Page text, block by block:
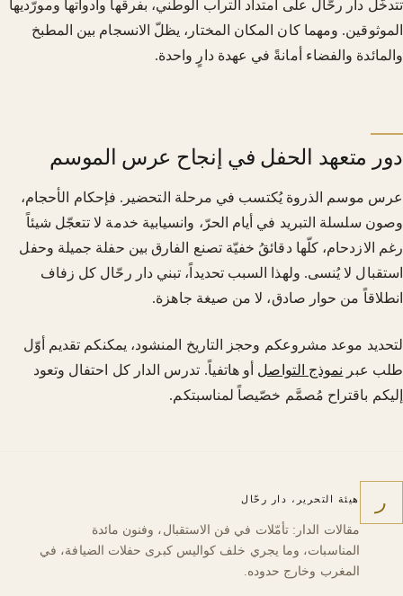
تتدخّل دار رحّال على امتداد التراب الوطني، بفرقها وأدواتها ومورّديها
الموثوقين. ومهما كان المكان المختار، يظلّ الانسجام بين المطبخ
والمائدة والفضاء أمانةً في عهدة دارٍ واحدة.
دور متعهد الحفل في إنجاح عرس الموسم
عرس موسم الذروة يُكتسب في مرحلة التحضير. فإحكام الأحجام،
وصون سلسلة التبريد في أيام الحرّ، وانسيابية خدمة لا تتعجّل شيئاً
رغم الازدحام، كلّها دقائقُ خفيّة تصنع الفارق بين حفلة جميلة وحفل
استقبال لا يُنسى. ولهذا السبب تحديداً، تبني دار رحّال كل زفاف
انطلاقاً من حوار صادق، لا من صيغة جاهزة.
لتحديد موعد مشروعكم وحجز التاريخ المنشود، يمكنكم تقديم أوّل
طلب عبر نموذج التواصل أو هاتفياً. تدرس الدار كل احتفال وتعود
إليكم باقتراح مُصمَّم خصّيصاً لمناسبتكم.
ر هيئة التحرير، دار رحّال
مقالات الدار: تأمّلات في فن الاستقبال، وفنون مائدة
المناسبات، وما يجري خلف كواليس كبرى حفلات الضيافة، في
المغرب وخارج حدوده.